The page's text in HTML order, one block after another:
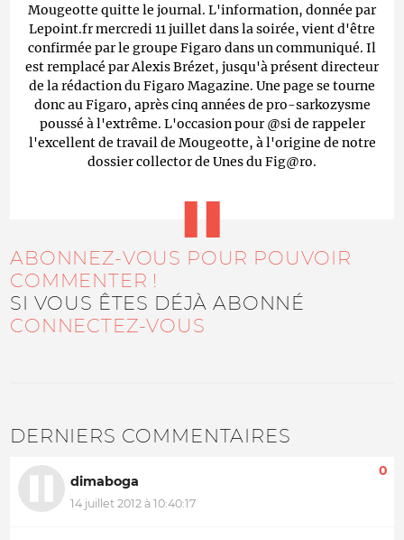
Mougeotte quitte le journal. L'information, donnée par
Lepoint.fr mercredi 11 juillet dans la soirée, vient d'être
confirmée par le groupe Figaro dans un communiqué. Il
est remplacé par Alexis Brézet, jusqu'à présent directeur
de la rédaction du Figaro Magazine. Une page se tourne
donc au Figaro, après cinq années de pro-sarkozysme
poussé à l'extrême. L'occasion pour @si de rappeler
l'excellent de travail de Mougeotte, à l'origine de notre
dossier collector de Unes du Fig@ro.
ABONNEZ-VOUS POUR POUVOIR
COMMENTER !
SI VOUS ÊTES DÉJÀ ABONNÉ
CONNECTEZ-VOUS
DERNIERS COMMENTAIRES
dimaboga
14 juillet 2012 à 10:40:17
0